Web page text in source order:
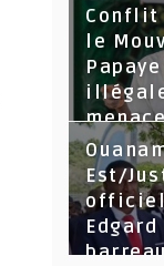
Conflit
le
Est/